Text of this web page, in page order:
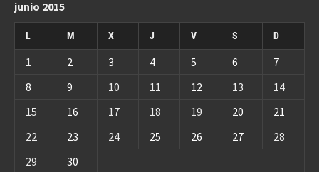
junio 2015
L M X J V S D
1 2 3 4 5 6
7
8
9 10 11 12 13
14
15
16 17 18 19 20
21
22
23 24 25 26 27
28
29
30